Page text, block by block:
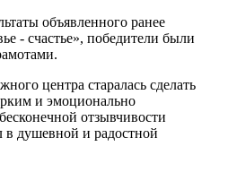
объявленного ранее
- счастье», победители были
центра старалась сделать
и эмоционально
отзывчивости
в душевной и радостной